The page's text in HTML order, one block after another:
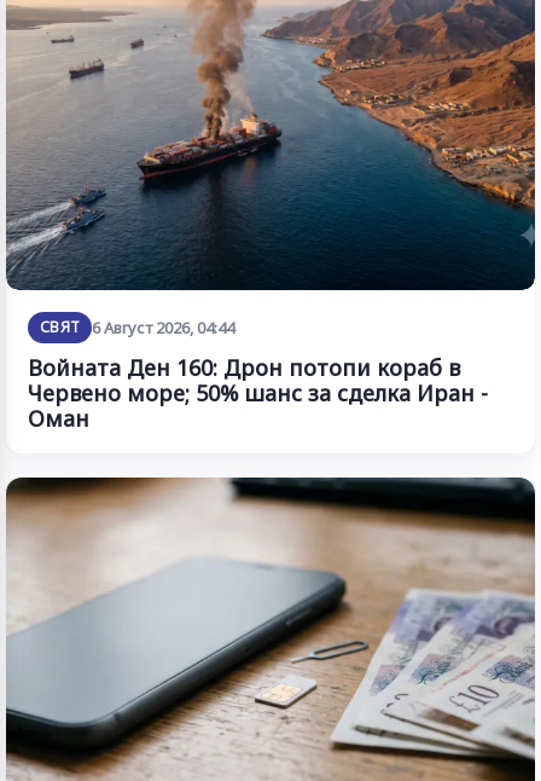
СВЯТ 6 Август 2026, 04:44
Войната Ден 160: Дрон потопи кораб в
Червено море; 50% шанс за сделка Иран -
Оман